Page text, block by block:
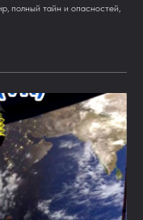
полный тайн и опасностей,